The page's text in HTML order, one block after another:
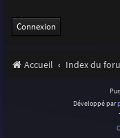
Accueil Index du
Développé par